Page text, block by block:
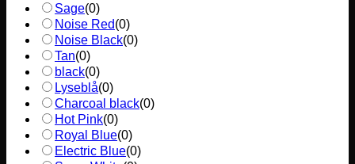
Sage(0)
Noise Red(0)
Noise Black(0)
Tan(0)
black(0)
Lyseblå(0)
Charcoal black(0)
Hot Pink(0)
Royal Blue(0)
Electric Blue(0)